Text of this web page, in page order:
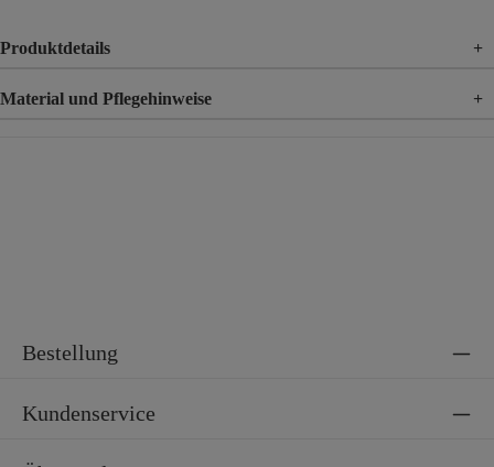
Produktdetails +
Material und Pflegehinweise +
Bestellung
Kundenservice